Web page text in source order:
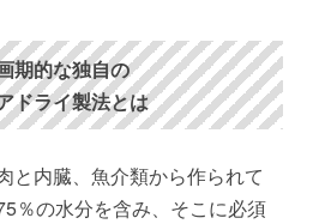
期的な独自の
ドライ製法とは
と内臓、魚介類から作られて
％の水分を含み、そこに必須